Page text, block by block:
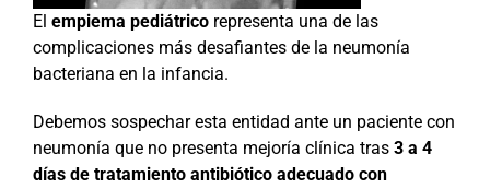
El empiema pediátricorepresenta una de las
complicaciones más desafiantes de la neumonía
bacteriana en la infancia.
Debemos sospechar esta entidad ante un paciente con
neumonía que no presenta mejoría clínica tras 3 a 4
días de tratamiento antibiótico adecuado con